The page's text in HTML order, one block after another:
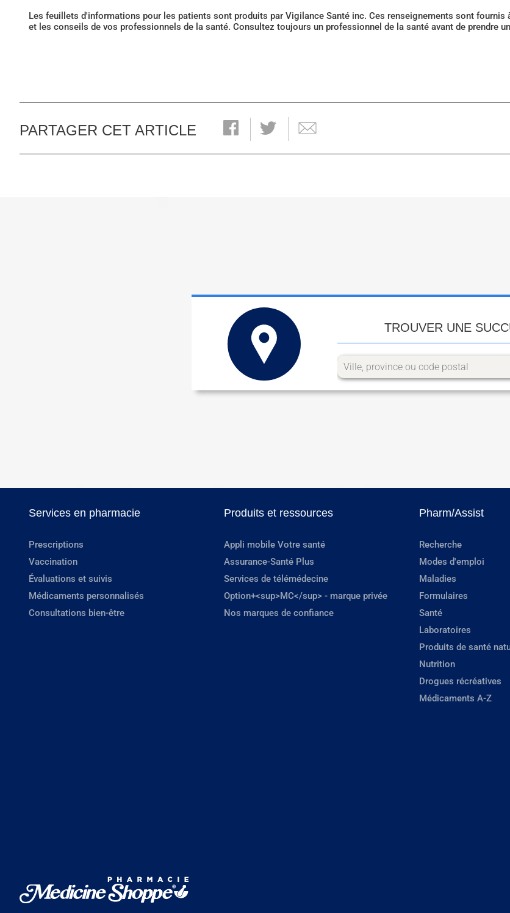
Les feuillets d'informations pour les patients sont produits par Vigilance Santé inc. Ces renseignements sont fournis
et les conseils de vos professionnels de la santé. Consultez toujours un professionnel de la santé avant de prendre
PARTAGER CET ARTICLE
TROUVER UNE
Services en pharmacie
Prescriptions
Vaccination
Évaluations et suivis
Médicaments personnalisés
Consultations bien-être
Produits et ressources
Appli mobile Votre santé
Assurance-Santé Plus
Services de télémédecine
Option+<sup>MC</sup> - marque privée
Nos marques de confiance
Pharm/Assist
Recherche
Modes d'emploi
Maladies
Formulaires
Santé
Laboratoires
Produits de santé
Nutrition
Drogues récréatives
Médicaments A-Z